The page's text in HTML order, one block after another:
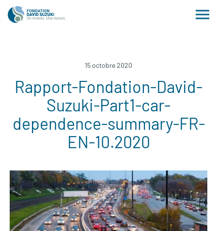
15 octobre 2020
Rapport-Fondation-David-
Suzuki-Part1-car-
dependence-summary-FR-
EN-10.2020